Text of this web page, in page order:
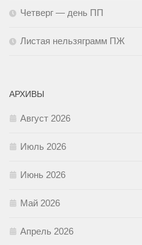
Четверг — день ПП
Листая нельзяграмм ПЖ
АРХИВЫ
Август 2026
Июль 2026
Июнь 2026
Май 2026
Апрель 2026